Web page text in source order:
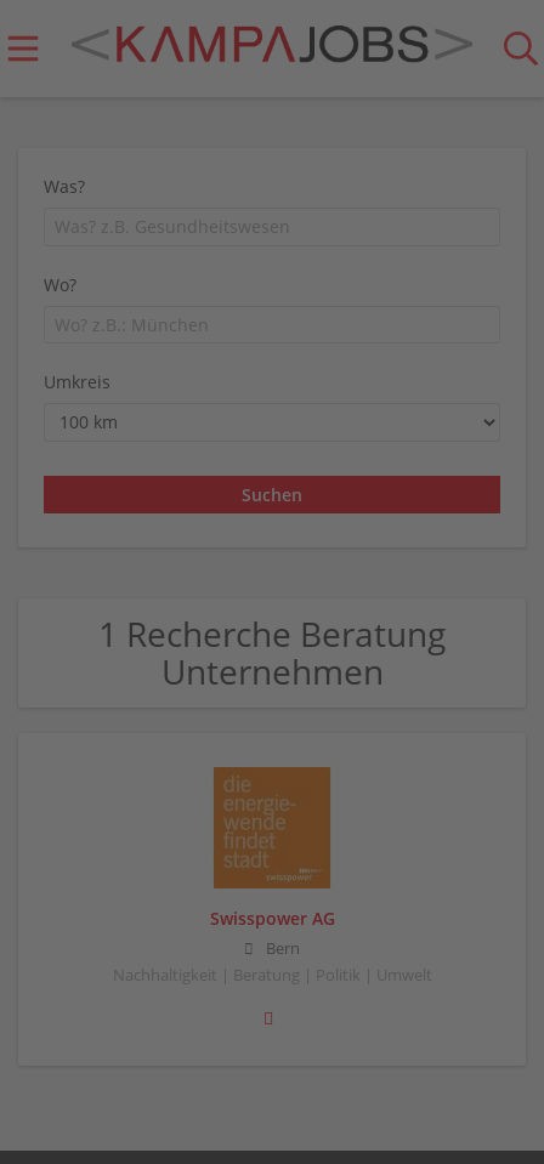
Was?
Wo?
Umkreis
1 Recherche Beratung
Unternehmen
Swisspower AG
Bern
Nachhaltigkeit | Beratung | Politik | Umwelt